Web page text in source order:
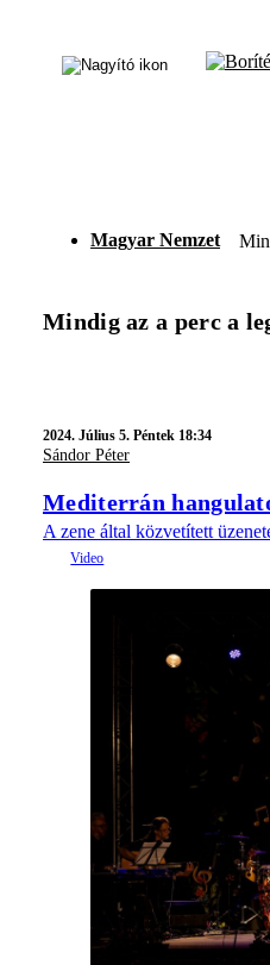
Magyar Nemzet
Mindig az a perc a
2024. Július 5. Péntek 18:34
Sándor Péter
Mediterrán
A zene által közvetített